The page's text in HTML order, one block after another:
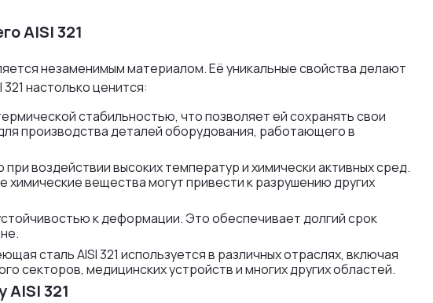
AISI 321
незаменимым материалом. Её уникальные свойства делают
настолько ценится:
стабильностью, что позволяет ей сохранять свои
производства деталей оборудования, работающего в
воздействии высоких температур и химически активных сред.
вещества могут привести к разрушению других
к деформации. Это обеспечивает долгий срок
сталь AISI 321 используется в различных отраслях, включая
секторов, медицинских устройств и многих других областей.
321